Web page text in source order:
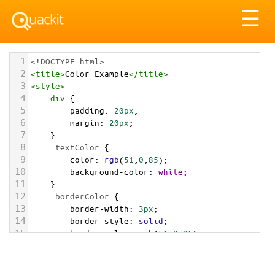
☰
1 <!DOCTYPE html>
2 <title>Color Example</title>
3 <style>
4 div {
5 padding: 20px;
6 margin: 20px;
7 }
8 .textColor {
9 color: rgb(51 0 85);
10 background-color: white;
11 }
12 .borderColor {
13 border-width: 3px;
14 border-style: solid;
15 border-color: rgb(51,0,85);